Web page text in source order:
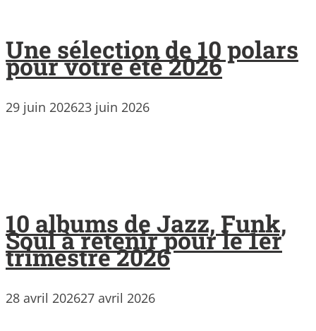
Une sélection de 10 polars
pour votre été 2026
29 juin 202623 juin 2026
10 albums de Jazz, Funk,
Soul à retenir pour le 1er
trimestre 2026
28 avril 202627 avril 2026